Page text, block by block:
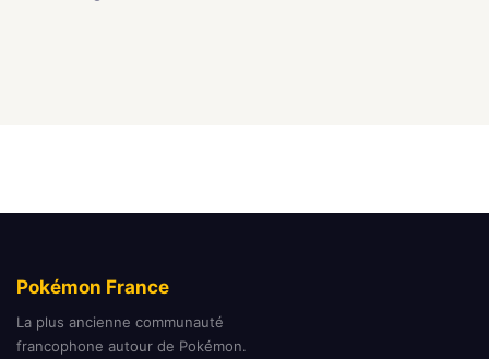
Pokémon France
La plus ancienne communauté
francophone autour de Pokémon.